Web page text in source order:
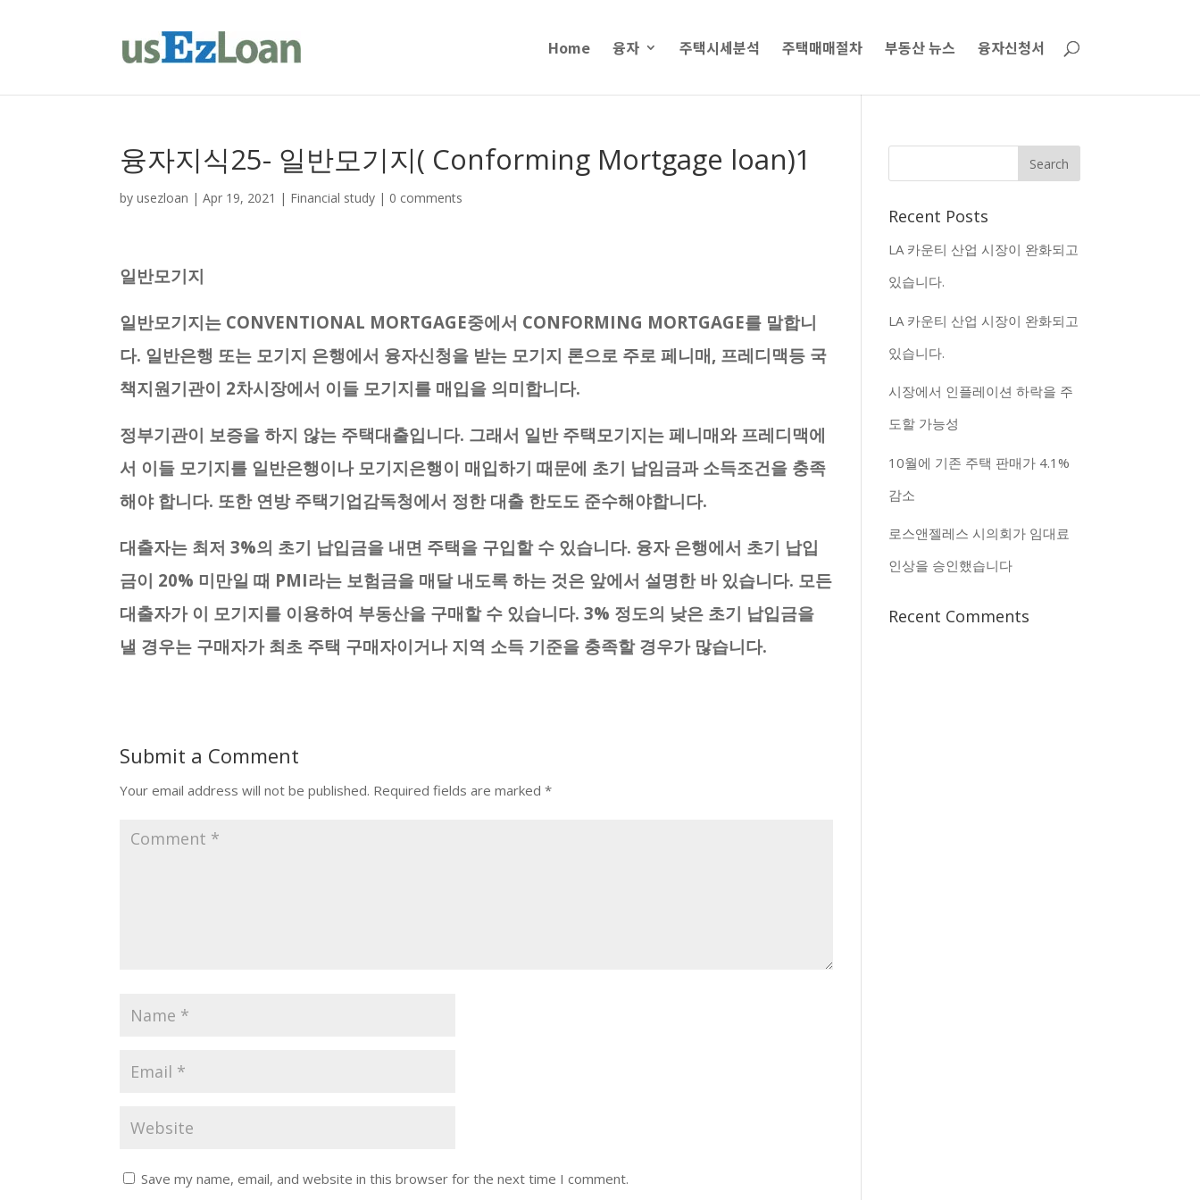
Home 융자 주택시세분석 주택매매절차 부동산 뉴스 융자신청서
융자지식25- 일반모기지( Conforming Mortgage loan)1
byusezloan |Apr 19, 2021 | Financial study | 0 comments
일반모기지
일반모기지는 CONVENTIONAL MORTGAGE중에서 CONFORMING MORTGAGE를 말합니
다. 일반은행 또는 모기지 은행에서 융자신청을 받는 모기지 론으로 주로 페니매, 프레디맥등 국
책지원기관이 2차시장에서 이들 모기지를 매입을 의미합니다.
정부기관이 보증을 하지 않는 주택대출입니다. 그래서 일반 주택모기지는 페니매와 프레디맥에
서 이들 모기지를 일반은행이나 모기지은행이 매입하기 때문에 초기 납임금과 소득조건을 충족
해야 합니다. 또한 연방 주택기업감독청에서 정한 대출 한도도 준수해야합니다.
대출자는 최저 3%의 초기 납입금을 내면 주택을 구입할 수 있습니다. 융자 은행에서 초기 납입
금이 20% 미만일 때 PMI라는 보험금을 매달 내도록 하는 것은 앞에서 설명한 바 있습니다. 모든
대출자가 이 모기지를 이용하여 부동산을 구매할 수 있습니다. 3% 정도의 낮은 초기 납입금을
낼 경우는 구매자가 최초 주택 구매자이거나 지역 소득 기준을 충족할 경우가 많습니다.
Submit a Comment
Your email address will not be published. Required fields are marked*
Save my name, email, and website in this browser for the next time I comment.
Recent Posts
LA 카운티 산업 시장이 완화되고
있습니다.
LA 카운티 산업 시장이 완화되고
있습니다.
시장에서 인플레이션 하락을 주
도할 가능성
10월에 기존 주택 판매가 4.1%
감소
로스앤젤레스 시의회가 임대료
인상을 승인했습니다
Recent Comments